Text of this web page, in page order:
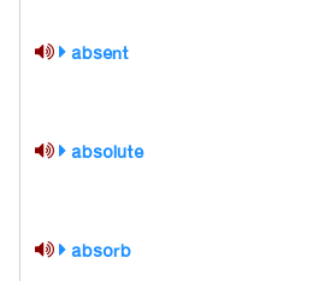
absent
absolute
absorb